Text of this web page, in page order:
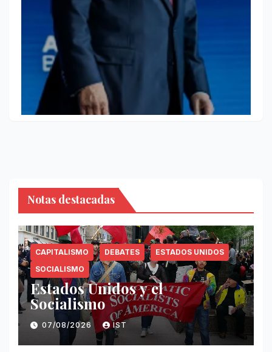
Notas destacadas
CAPITALISMO DEBATES
ESTADOS UNIDOS
SOCIALISMO
Estados Unidos y el
Socialismo
07/08/2026 IST